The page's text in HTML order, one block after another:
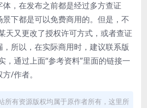
，在发布之前都是经过多方查证
下都是可以免费商用的。但是，不
天又更改了授权许可方式，或者查证
所以，在实际商用时，建议联系版
，通过上面“参考资料”里面的链接一
/作者。
所有资源版权均属于原作者所有，这里所